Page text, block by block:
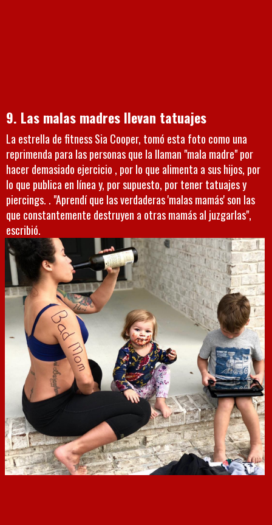
9. Las malas madres llevan tatuajes
La estrella de fitness Sia Cooper, tomó esta foto como una
reprimenda para las personas que la llaman "mala madre" por
hacer demasiado ejercicio , por lo que alimenta a sus hijos, por
lo que publica en línea y, por supuesto, por tener tatuajes y
piercings. . "Aprendí que las verdaderas 'malas mamás' son las
que constantemente destruyen a otras mamás al juzgarlas",
escribió.